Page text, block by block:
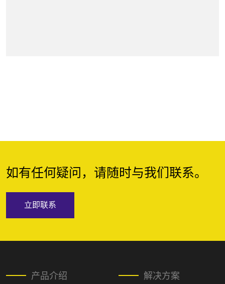
如有任何疑问，请随时与我们联系。
立即联系
产品介绍 解决方案